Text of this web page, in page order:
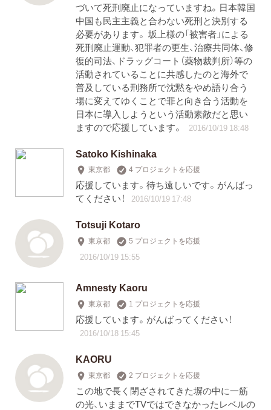
づいて死刑廃止になっていますね。日本韓国
中国も民主主義と合わない死刑と決別する
必要があります。 坂上様の「被害者」による
死刑廃止運動、犯罪者の更生、治療共同体、修
復的司法、ドラッグコート（薬物裁判所）等の
活動されていることに共感したのと海外で
普及している刑務所で沈黙をやめ語り合う
場に変えてゆくことで罪と向き合う活動を
日本に導入しようという活動素敵だと思い
ますので応援しています。
2016/10/19 18:48
Satoko Kishinaka
東京都 4 プロジェクトを応援
応援しています。待ち遠しいです。がんばっ
てください！
2016/10/19 17:48
Totsuji Kotaro
東京都 5 プロジェクトを応援
2016/10/19 15:55
Amnesty Kaoru
東京都 1 プロジェクトを応援
応援しています。がんばってください！
2016/10/18 15:45
KAORU
東京都 2 プロジェクトを応援
この地で長く閉ざされてきた塀の中に一筋
の光、いままでTVではできなかったレベルの